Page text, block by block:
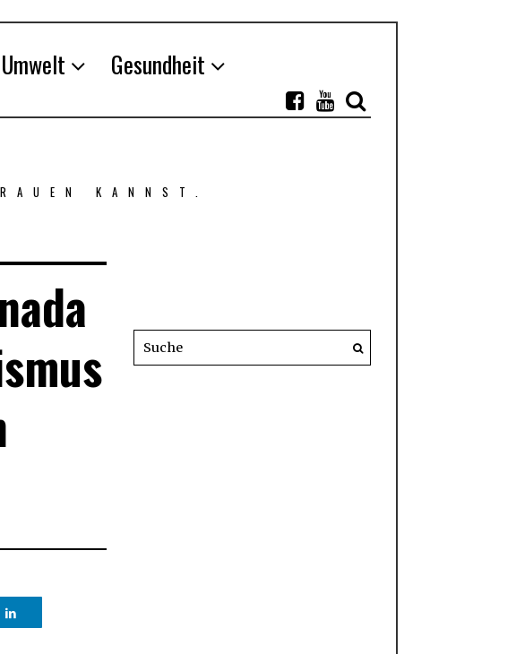
Umwelt
Gesundheit
KANNST.